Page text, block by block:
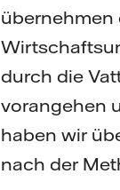
übernehmen
durch die
vorangehen
haben wir
nach der